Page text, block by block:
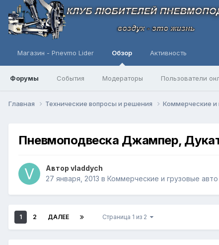
Магазин - Pnevmo Lider Обзор
Форумы События Модераторы Пользователи
Активность
Главная Технические вопросы и решения Коммерческие и
Пневмоподвеска Джампер,
Автор vladdych
27 января, 2013 в Коммерческие и грузовые авто
1 2 ДАЛЕЕ Страница 1 из 2